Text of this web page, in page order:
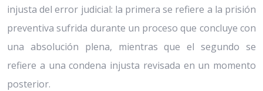
injusta del error judicial: la primera se refiere a la prisión
preventiva sufrida durante un proceso que concluye con
una absolución plena, mientras que el segundo se
refiere a una condena injusta revisada en un momento
posterior.